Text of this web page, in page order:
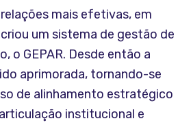
mais efetivas, em
um sistema de gestão de
o GEPAR. Desde então a
aprimorada, tornando-se
de alinhamento estratégico
institucional e